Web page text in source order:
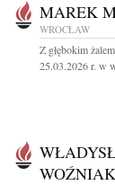
MAREK
WROCŁAW
Z głębokim
25.03.2026 r. w